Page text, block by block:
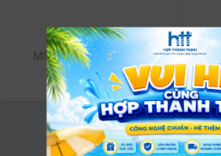
3,489,000 VNĐ
MSP: NY-EPSONL1110
Xem tất cả